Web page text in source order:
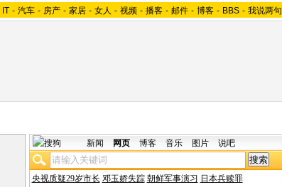
IT - 汽车 - 房产 - 家居 - 女人 - 视频 - 播客 - 邮件 - 博客 - BBS - 我说两句
新闻 网页 博客 音乐 图片 说吧
央视质疑29岁市长 邓玉娇失踪 朝鲜军事演习 日本兵赎罪